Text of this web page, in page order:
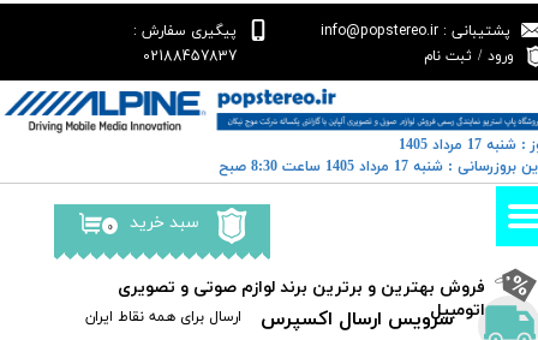
سرویس ارسال اکسپرس ​​ارسال برای همه نقاط ایران
پشتیبانی : info@popstereo.ir
پیگیری سفارش :
02188457837
ورود / ثبت نام
حساب کاربری من
تغییر گذر واژه
سفارشات
خروج از حساب کاربری
۰ سبد خرید
​فروش بهترین و برترین برند لوازم صوتی و تصویری
اتومبیل​​​​​​​
17 مرداد 1405
: شنبه 17 مرداد 1405 ساعت 8:30 صبح